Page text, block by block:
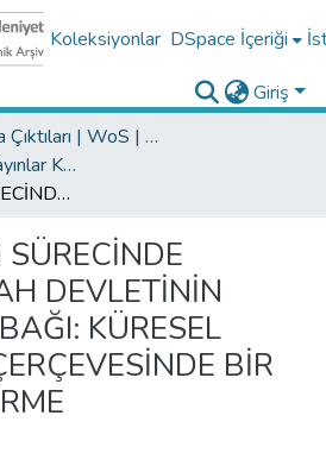
Koleksiyonlar DSpace İçeriği
Giriş
Araştırma Çıktıları | WoS | Scopus | TR-Dizin | PubMed
TR-Dizin İndeksli Yayınlar Koleksiyonu
POST-COVID SÜRECİNDE SOSYAL REFAH DEVLETİNİN VERGİLERLE BAĞI: KÜRESEL SORUNLAR ÇERÇEVESİNDE BİR DEĞERLENDİRME
DEVLETİNİN
KÜRESEL
BİR